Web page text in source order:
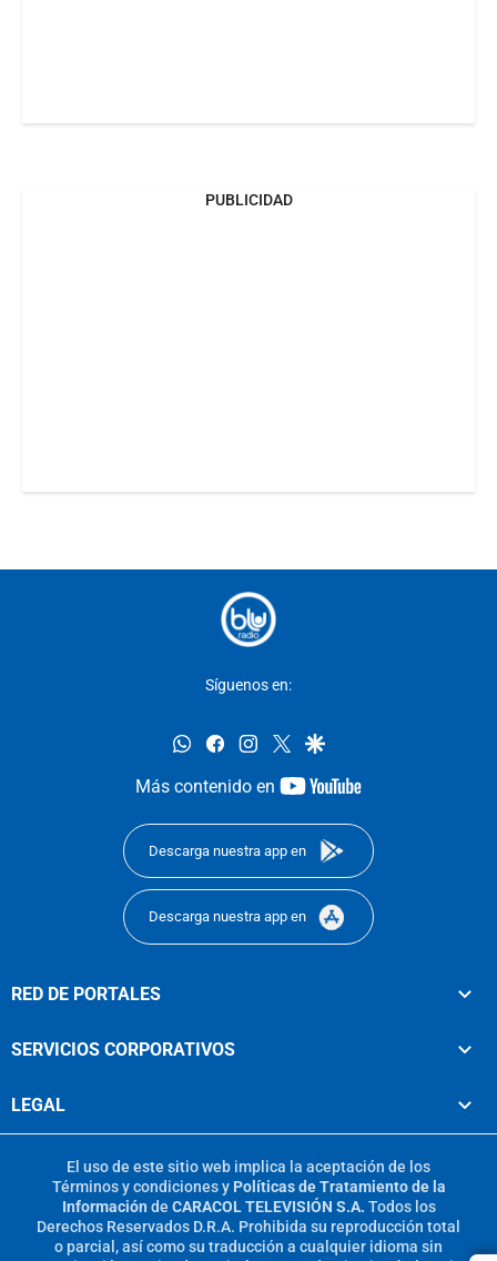
PUBLICIDAD
Síguenos en:
whatsappfacebookinstagram
twittergoogle
Más contenido en
youtube-
Descarga nuestra app en
Descarga nuestra app en
RED DE PORTALES
SERVICIOS CORPORATIVOS
LEGAL
El uso de este sitio web implica la aceptación de los
Términos y condicionesy Políticas de Tratamiento de la
Información de CARACOL TELEVISIÓN S.A. Todos los
Derechos Reservados D.R.A. Prohibida su reproducción total
o parcial, así como su traducción a cualquier idioma sin